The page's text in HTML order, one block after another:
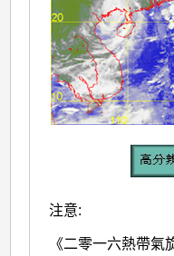
注意:
《二零一六熱帶